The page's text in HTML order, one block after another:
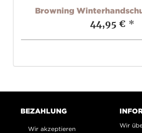
Browning
44,95 € *
BEZAHLUNG
Wir akzeptieren
Wir